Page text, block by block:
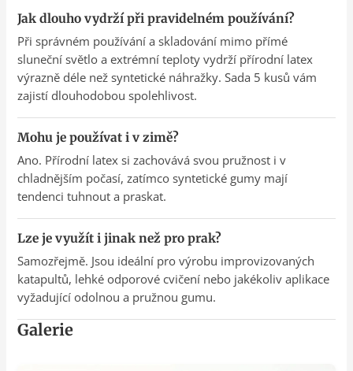
Jak dlouho vydrží při pravidelném používání?
Při správném používání a skladování mimo přímé
sluneční světlo a extrémní teploty vydrží přírodní latex
výrazně déle než syntetické náhražky. Sada 5 kusů vám
zajistí dlouhodobou spolehlivost.
Mohu je používat i v zimě?
Ano. Přírodní latex si zachovává svou pružnost i v
chladnějším počasí, zatímco syntetické gumy mají
tendenci tuhnout a praskat.
Lze je využít i jinak než pro prak?
Samozřejmě. Jsou ideální pro výrobu improvizovaných
katapultů, lehké odporové cvičení nebo jakékoliv aplikace
vyžadující odolnou a pružnou gumu.
Galerie